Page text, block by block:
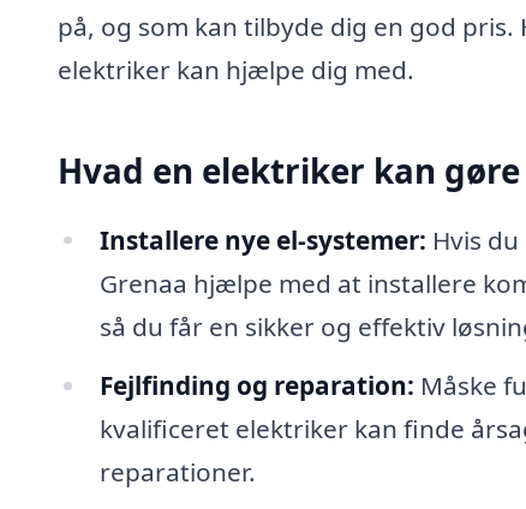
på, og som kan tilbyde dig en god
elektriker kan hjælpe dig med.
Hvad en elektriker kan
Installere nye el-systemer: Hvis
Grenaa hjælpe med at installere
så du får en sikker og effektiv
Fejlfinding og reparation: Måske
kvalificeret elektriker kan finde
reparationer.